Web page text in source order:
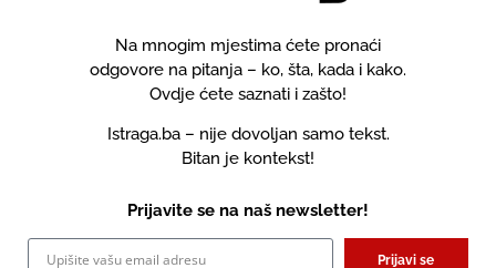
Na mnogim mjestima ćete pronaći
odgovore na pitanja – ko, šta, kada i kako.
Ovdje ćete saznati i zašto!
Istraga.ba – nije dovoljan samo tekst.
Bitan je kontekst!
Prijavite se na naš newsletter!
Prijavi se